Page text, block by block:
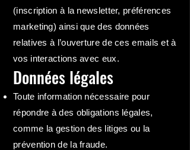
(inscription à la newsletter, préférences
marketing) ainsi que des données
relatives à l’ouverture de ces emails et à
vos interactions avec eux.
Données légales
Toute information nécessaire pour
répondre à des obligations légales,
comme la gestion des litiges ou la
prévention de la fraude.